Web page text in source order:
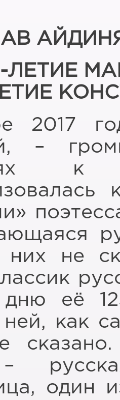
ЛЕТИЕ
2017
–
не
её
ней, как
один